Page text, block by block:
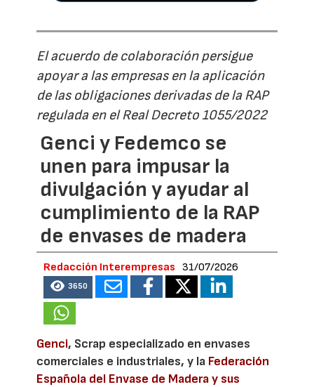
El acuerdo de colaboración persigue
apoyar a las empresas en la aplicación
de las obligaciones derivadas de la RAP
regulada en el Real Decreto 1055/2022
Genci y Fedemco se
unen para impusar la
divulgación y ayudar al
cumplimiento de la RAP
de envases de madera
Redacción Interempresas 31/07/2026
3650
Genci, Scrap especializado en envases
comerciales e industriales, y la Federación
Española del Envase de Madera y sus